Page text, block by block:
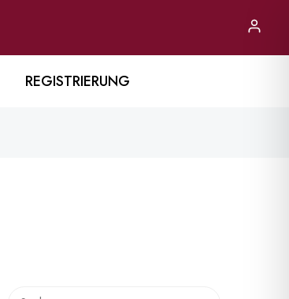
REGISTRIERUNG